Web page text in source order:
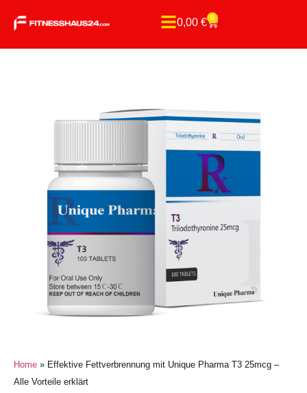
0,00 € 0
Home » Effektive Fettverbrennung mit Unique Pharma T3 25mcg –
Alle Vorteile erklärt